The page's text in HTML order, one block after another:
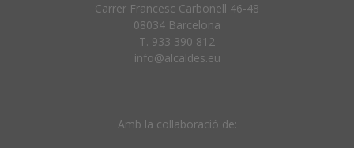
Carrer Francesc Carbonell 46-48
08034 Barcelona
T. 933 390 812
info@alcaldes.eu
Amb la col·laboració de: